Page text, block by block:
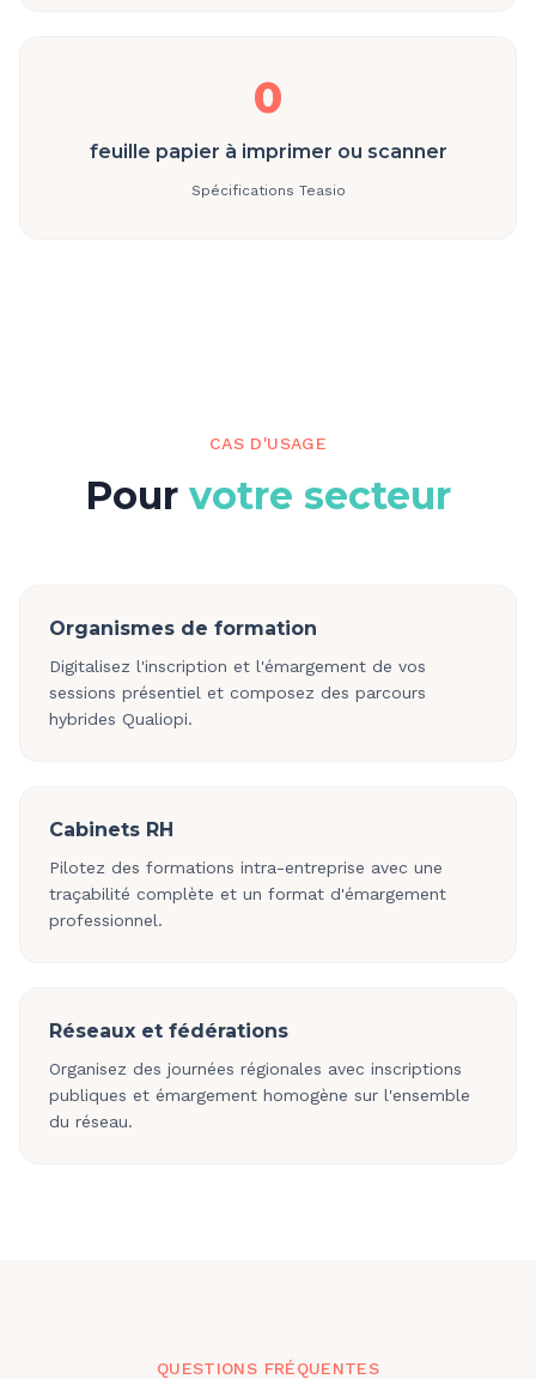
0
feuille papier à imprimer ou scanner
Spécifications Teasio
CAS D'USAGE
Pour votre secteur
Organismes de formation
Digitalisez l'inscription et l'émargement de vos
sessions présentiel et composez des parcours
hybrides Qualiopi.
Cabinets RH
Pilotez des formations intra-entreprise avec une
traçabilité complète et un format d'émargement
professionnel.
Réseaux et fédérations
Organisez des journées régionales avec inscriptions
publiques et émargement homogène sur l'ensemble
du réseau.
QUESTIONS FRÉQUENTES